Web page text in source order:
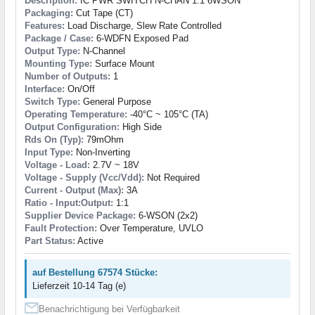
Packaging: Cut Tape (CT)
Features: Load Discharge, Slew Rate Controlled
Package / Case: 6-WDFN Exposed Pad
Output Type: N-Channel
Mounting Type: Surface Mount
Number of Outputs: 1
Interface: On/Off
Switch Type: General Purpose
Operating Temperature: -40°C ~ 105°C (TA)
Output Configuration: High Side
Rds On (Typ): 79mOhm
Input Type: Non-Inverting
Voltage - Load: 2.7V ~ 18V
Voltage - Supply (Vcc/Vdd): Not Required
Current - Output (Max): 3A
Ratio - Input:Output: 1:1
Supplier Device Package: 6-WSON (2x2)
Fault Protection: Over Temperature, UVLO
Part Status: Active
auf Bestellung 67574 Stücke:
Lieferzeit 10-14 Tag (e)
Benachrichtigung bei Verfügbarkeit